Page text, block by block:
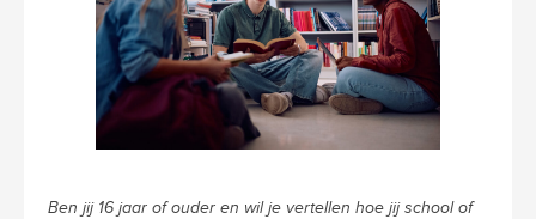
Ben jij 16 jaar of ouder en wil je vertellen hoe jij school of